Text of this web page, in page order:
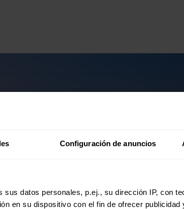
Configuración de anuncios
sus datos personales, p.ej., su dirección IP, con
en su dispositivo con el fin de ofrecer publicidad